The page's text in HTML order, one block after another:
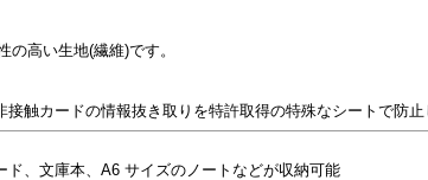
高い生地(繊維)です。
触カードの情報抜き取りを特許取得の特殊なシートで防止
、文庫本、A6 サイズのノートなどが収納可能